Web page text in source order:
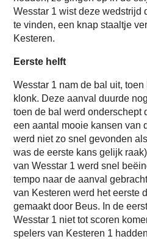
Wesstar 1 wist deze wedstrijd
te vinden, een knap staaltje
Kesteren.
Eerste helft
Wesstar 1 nam de bal uit,
klonk. Deze aanval duurde
toen de bal werd onderschept
een aantal mooie kansen van
werd niet zo snel gevonden
was de eerste kans gelijk
van Wesstar 1 werd snel
tempo naar de aanval
van Kesteren werd het eerste
gemaakt door Beus. In de
Wesstar 1 niet tot scoren
spelers van Kesteren 1